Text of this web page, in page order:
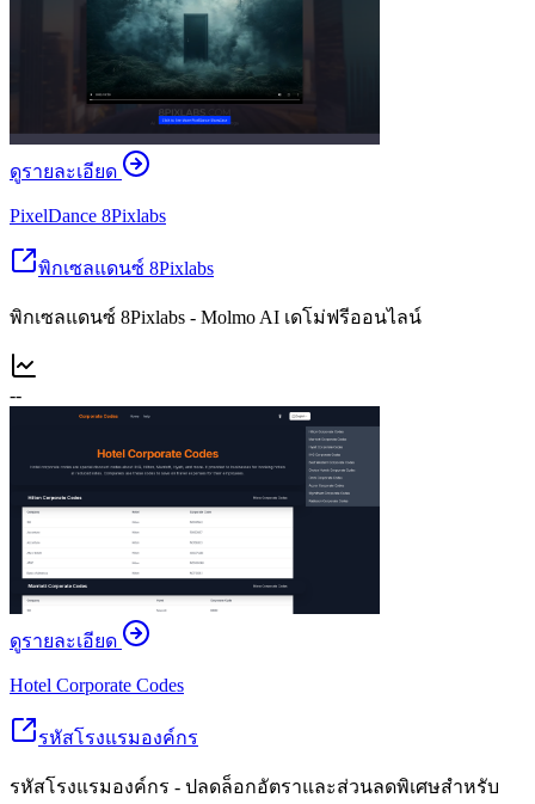
ดูรายละเอียด
PixelDance 8Pixlabs
พิกเซลแดนซ์ 8Pixlabs
พิกเซลแดนซ์ 8Pixlabs - Molmo AI เดโม่ฟรีออนไลน์
--
ดูรายละเอียด
Hotel Corporate Codes
รหัสโรงแรมองค์กร
รหัสโรงแรมองค์กร - ปลดล็อกอัตราและส่วนลดพิเศษสำหรับ